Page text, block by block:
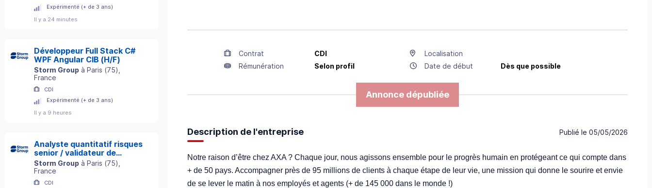
Expérimenté (+ de 3 ans)
Il y a 24 minutes
Développeur Full Stack C#
WPF Angular CIB (H/F)
Storm Group à Paris (75)
France
CDI
Expérimenté (+ de 3 ans)
Il y a 9 heures
Analyste quantitatif risques
senior / validateur de
modèles (H/F)
Storm Group à Paris (75)
France
CDI
Contrat CDI
Localisation
Rémunération
Selon profil Date de début Dès que possible
Annonce dépubliée
Publié le 05/05/2026
Description de l'entreprise
Notre raison d’être chez AXA ? Chaque jour, nous agissons ensemble pour le progrès humain en protégeant ce qui compte dans
+ de 50 pays. Accompagner près de 95 millions de clients à chaque étape de leur vie, une mission qui donne le sourire et envie
de se lever le matin à nos employés et agents (+ de 145 000 dans le monde !)